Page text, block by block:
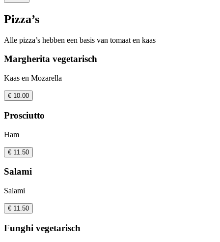
Pizza’s
Alle pizza’s hebben een basis van tomaat en kaas
Margherita vegetarisch
Kaas en Mozarella
€ 10.00
Prosciutto
Ham
€ 11.50
Salami
Salami
€ 11.50
Funghi vegetarisch